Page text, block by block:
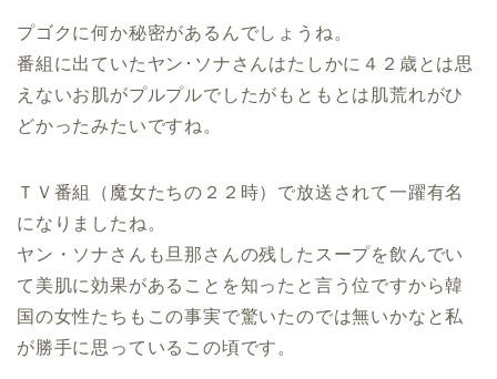
プゴクに何か秘密があるんでしょうね。
番組に出ていたヤン･ソナさんはたしかに４２歳とは思
えないお肌がプルプルでしたがもともとは肌荒れがひ
どかったみたいですね。
ＴＶ番組（魔女たちの２２時）で放送されて一躍有名
になりましたね。
ヤン・ソナさんも旦那さんの残したスープを飲んでい
て美肌に効果があることを知ったと言う位ですから韓
国の女性たちもこの事実で驚いたのでは無いかなと私
が勝手に思っているこの頃です。